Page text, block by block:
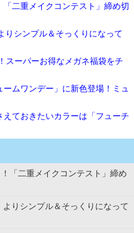
「二重メイクコンテスト」締め切
りシンプル＆そっくりになって
スーパーお得なメガネ福袋をチ
ムワンデー」に新色登場！ミュ
えておきたいカラーは「フューチ
「二重メイクコンテスト」締め
りシンプル＆そっくりになって